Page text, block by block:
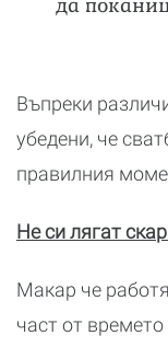
да
Въпреки
убедени, че
правилния
Не си лягат
Макар че
част от